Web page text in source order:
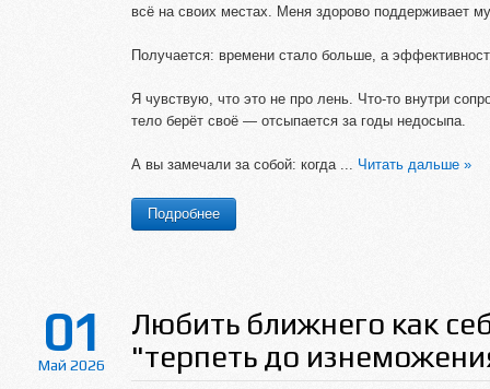
всё на своих местах. Меня здорово поддерживает
Получается: времени стало больше, а
Я чувствую, что это не про лень. Что-то внутри
тело берёт своё — отсыпается за годы недосыпа.
А вы замечали за собой: когда ... Читать дальше »
Подробнее
01
Май 2026
Любить ближнего как
"терпеть до